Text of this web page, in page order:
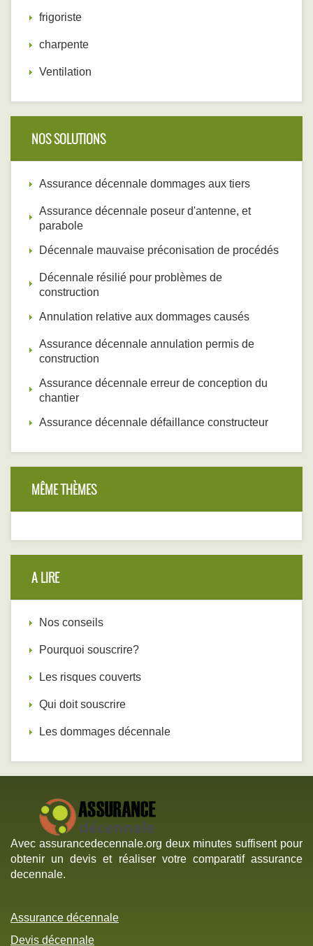
frigoriste
charpente
Ventilation
NOS SOLUTIONS
Assurance décennale dommages aux tiers
Assurance décennale poseur d'antenne, et
parabole
Décennale mauvaise préconisation de procédés
Décennale résilié pour problèmes de
construction
Annulation relative aux dommages causés
Assurance décennale annulation permis de
construction
Assurance décennale erreur de conception du
chantier
Assurance décennale défaillance constructeur
MÊME THÈMES
A LIRE
Nos conseils
Pourquoi souscrire?
Les risques couverts
Qui doit souscrire
Les dommages décennale
Avec assurancedecennale.org deux minutes suffisent pour
obtenir un devis et réaliser votre comparatif assurance
decennale.
Assurance décennale
Devis décennale